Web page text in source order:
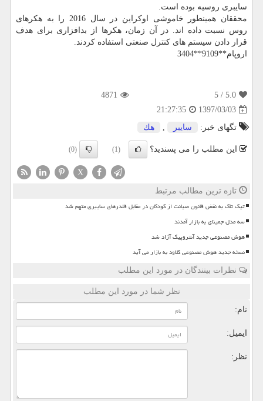
سایبری روسیه بوده است.
محققان همینطور خاموشی اوكراین در سال 2016 را به هكرهای
روس نسبت داده اند. در آن زمان، هكرها از بدافزاری برای هدف
قرار دادن سیستم های كنترل صنعتی استفاده كردند.
اروپام**9109**3404
5.0
/ 5
4871
1397/03/03
21:27:35
تگهای خبر:
سایبر , هك
این مطلب را می پسندید؟ (1)
(0)
X
تازه ترین مطالب مرتبط
تیک تاک به نقض قانون صیانت از کودکان در مقابل قلدرهای سایبری متهم شد
سه مدل جمینای به بازار آمدند
هوش مصنوعی جدید آنتروپیک آزاد شد
نسخه جدید هوش مصنوعی کلاود به بازار می آید
نظرات بینندگان در مورد این مطلب
نظر شما در مورد این مطلب
نام:
ایمیل:
نظر: